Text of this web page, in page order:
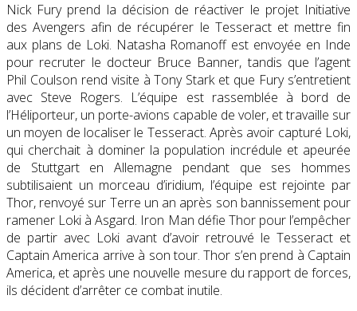
Nick Fury prend la décision de réactiver le projet Initiative
des Avengers afin de récupérer le Tesseract et mettre fin
aux plans de Loki. Natasha Romanoff est envoyée en Inde
pour recruter le docteur Bruce Banner, tandis que l’agent
Phil Coulson rend visite à Tony Stark et que Fury s’entretient
avec Steve Rogers. L’équipe est rassemblée à bord de
l’Héliporteur, un porte-avions capable de voler, et travaille sur
un moyen de localiser le Tesseract. Après avoir capturé Loki,
qui cherchait à dominer la population incrédule et apeurée
de Stuttgart en Allemagne pendant que ses hommes
subtilisaient un morceau d’iridium, l’équipe est rejointe par
Thor, renvoyé sur Terre un an après son bannissement pour
ramener Loki à Asgard. Iron Man défie Thor pour l’empêcher
de partir avec Loki avant d’avoir retrouvé le Tesseract et
Captain America arrive à son tour. Thor s’en prend à Captain
America, et après une nouvelle mesure du rapport de forces,
ils décident d’arrêter ce combat inutile.